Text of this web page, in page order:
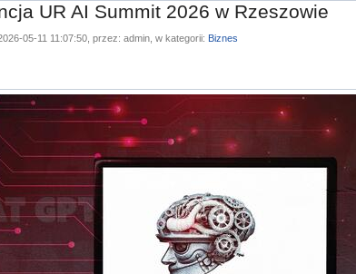
UR AI Summit 2026 w Rzeszowie
05-11 11:07:50, przez: admin, w kategorii: Biznes